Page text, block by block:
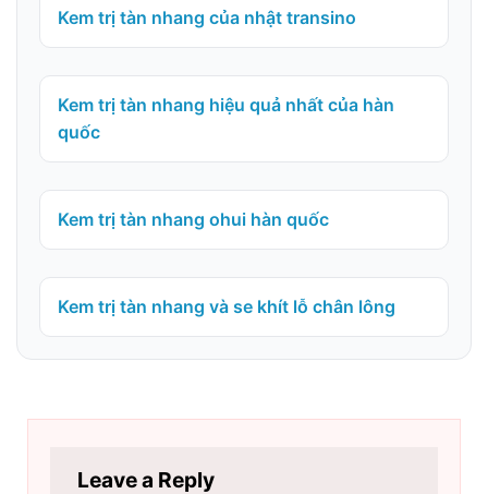
Kem trị tàn nhang của nhật transino
Kem trị tàn nhang hiệu quả nhất của hàn
quốc
Kem trị tàn nhang ohui hàn quốc
Kem trị tàn nhang và se khít lỗ chân lông
Leave a Reply